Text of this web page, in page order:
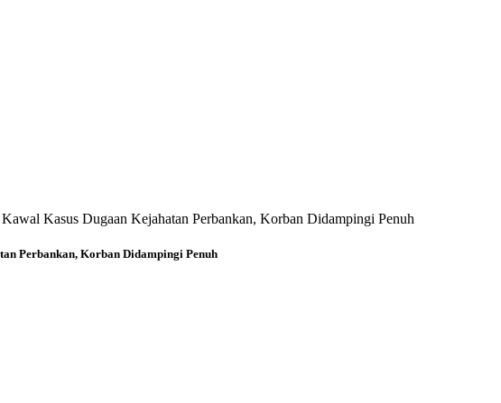
Kasus Dugaan Kejahatan Perbankan, Korban Didampingi Penuh
Perbankan, Korban Didampingi Penuh